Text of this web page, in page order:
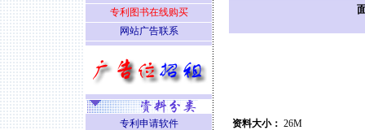
资料大小： 26M
专利图书在线购买
网站广告联系
专利申请软件